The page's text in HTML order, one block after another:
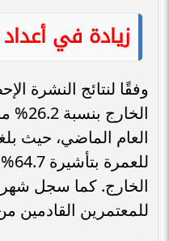
زيادة في
وفقًا لنتائج النشرة
العام الماضي، حيث
الخارج. كما سجل
للمعتمرين القادمين من